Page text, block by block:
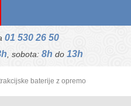
01 530 26 50
, sobota: 8h do 13h
baterije z opremo